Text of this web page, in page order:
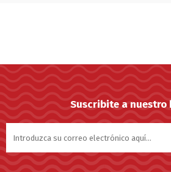
Suscribite a nuestro